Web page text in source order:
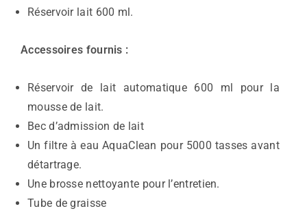
Réservoir lait 600 ml.
Accessoires fournis :
Réservoir de lait automatique 600 ml pour la
mousse de lait.
Bec d’admission de lait
Un filtre à eau AquaClean pour 5000 tasses avant
détartrage.
Une brosse nettoyante pour l’entretien.
Tube de graisse